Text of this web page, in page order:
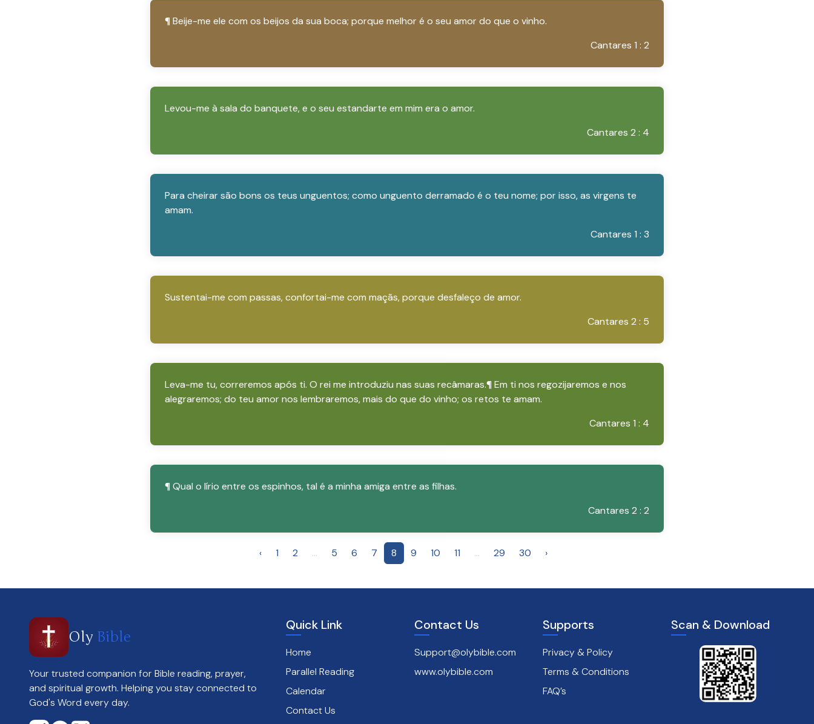
¶ Beije-me ele com os beijos da sua boca; porque melhor é o seu amor do que o vinho.
Cantares 1 : 2
Levou-me à sala do banquete, e o seu estandarte em mim era o amor.
Cantares 2 : 4
Para cheirar são bons os teus unguentos; como unguento derramado é o teu nome; por isso, as virgens te
amam.
Cantares 1 : 3
Sustentai-me com passas, confortai-me com maçãs, porque desfaleço de amor.
Cantares 2 : 5
Leva-me tu, correremos após ti. O rei me introduziu nas suas recâmaras.¶ Em ti nos regozijaremos e nos
alegraremos; do teu amor nos lembraremos, mais do que do vinho; os retos te amam.
Cantares 1 : 4
¶ Qual o lírio entre os espinhos, tal é a minha amiga entre as filhas.
Cantares 2 : 2
‹ 1 2 ... 5 6 7 8 9 10 11 ... 29 30 ›
Oly Bible
Your trusted companion for Bible reading, prayer,
and spiritual growth. Helping you stay connected to
God's Word every day.
Quick Link
Home
Parallel Reading
Calendar
Contact Us
Contact Us
Support@olybible.com
www.olybible.com
Supports
Privacy & Policy
Terms & Conditions
FAQ’s
Scan & Download